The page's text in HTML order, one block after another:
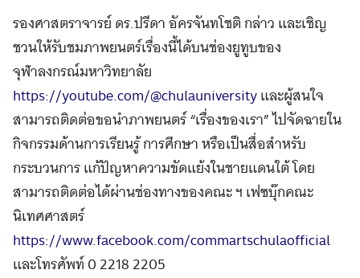
รองศาสตราจารย์ ดร.ปรีดา อัครจันทโชติ กล่าว และเชิญ
ชวนให้รับชมภาพยนตร์เรื่องนี้ได้บนช่องยูทูบของ
จุฬาลงกรณ์มหาวิทยาลัย
https://youtube.com/@chulauniversityและผู้สนใจ
สามารถติดต่อขอนำภาพยนตร์ “เรื่องของเรา” ไปจัดฉายใน
กิจกรรมด้านการเรียนรู้ การศึกษา หรือเป็นสื่อสำหรับ
กระบวนการ แก้ปัญหาความขัดแย้งในชายแดนใต้ โดย
สามารถติดต่อได้ผ่านช่องทางของคณะ ฯ เฟซบุ๊กคณะ
นิเทศศาสตร์
https://www.facebook.com/commartschulaofficial
และโทรศัพท์ 0 2218 2205